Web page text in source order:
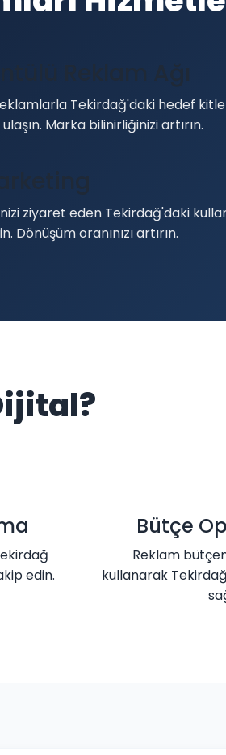
Tekirdağ'daki hedef
Marka bilinirliğinizi artırın.
ziyaret eden Tekirdağ'daki
Dönüşüm oranınızı artırın.
edin.
Bütçe
Reklam
kullanarak